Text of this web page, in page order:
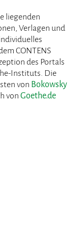
liegenden
Verlagen und
CONTENS
des Portals
Instituts. Die
von Bokowsky
vonGoethe.de